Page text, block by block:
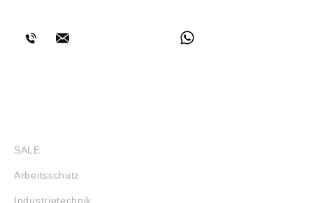
SALE
Arbeitsschutz
Industrietechnik